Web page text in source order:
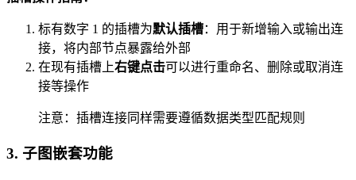
标有数字 1 的插槽为默认插槽：用于新增输入或输出连
接，将内部节点暴露给外部
在现有插槽上右键点击可以进行重命名、删除或取消连
接等操作
注意：插槽连接同样需要遵循数据类型匹配规则
3. 子图嵌套功能